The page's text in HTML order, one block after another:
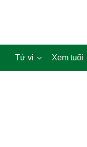
Tử vi Xem tuổi